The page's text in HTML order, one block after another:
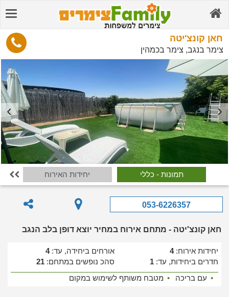
חאן קונצ'יטה
צימר בנגב, צימר בכמהין
תמונות - כללי יחידות האירוח 
053-6226357
חאן קונצ'יטה - מתחם אירוח במחיר יוצא דופן בלב הנגב
יחידות אירוח:4 אורחים ביחידה, עד:4
חדרים ביחידות, עד: 1 סהכ נופשים במתחם: 21
• עם בריכה • מטבח משותף לשימוש במקום